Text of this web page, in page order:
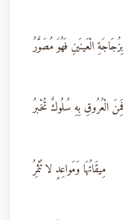
بِزُجَاجَةِ الْعَينَينِ فَهُوَ مُصَوَّرُ
فَمِنَ الْعُرُوقِ بِهِ سُلُوكٌ تُخْبرُ
مِيقَاتُهَا وَمَواعِدٍ لا تُثْمِرُ